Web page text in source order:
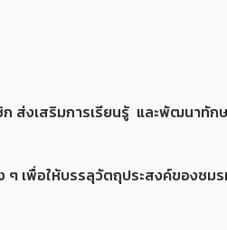
สริมการเรียนรู้ และพัฒนาทักษ
อให้บรรลุวัตถุประสงค์ของชมร